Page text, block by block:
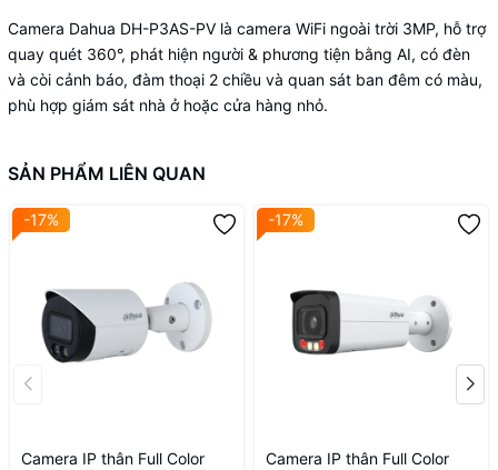
Camera Dahua DH-P3AS-PV là camera WiFi ngoài trời 3MP, hỗ trợ
quay quét 360°, phát hiện người & phương tiện bằng AI, có đèn
và còi cảnh báo, đàm thoại 2 chiều và quan sát ban đêm có màu,
phù hợp giám sát nhà ở hoặc cửa hàng nhỏ.
SẢN PHẨM LIÊN QUAN
-17%
Camera IP thân Full Color
-17%
Camera IP thân Full Color